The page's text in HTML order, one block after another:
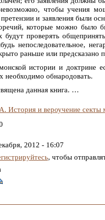
чтобы учения
и заявления были
которые можно было
будут проверять
непоследовательное,
раньше или
истории и доктрине
необходимо обнародовать.
данная книга. …
История и вероучение секты
2012 - 16:07
, чтобы